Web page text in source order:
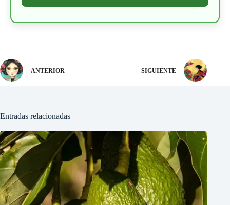
ANTERIOR SIGUIENTE
Entradas relacionadas